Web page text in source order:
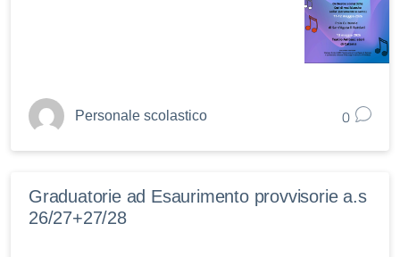
Personale scolastico 0
Graduatorie ad Esaurimento provvisorie a.s
26/27+27/28